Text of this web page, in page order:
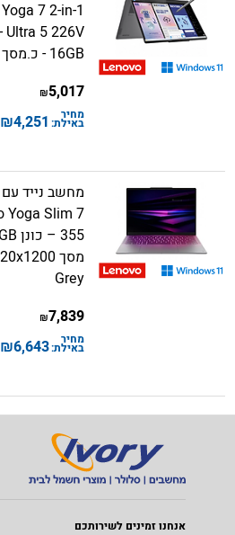
16GB - כ.מסך Intel ARC - אפור
5,017
₪
מחיר
באילת: 4,251
₪
Grey
7,839
₪
מחיר
באילת:6,643
₪
אנחנו זמינים לשירותכם